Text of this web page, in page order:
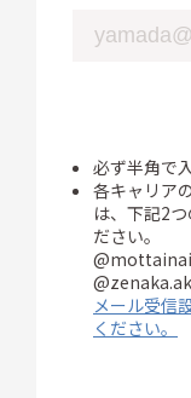
必ず半角で
各キャリア
は、下記2
ださい。
メール受信
ください。